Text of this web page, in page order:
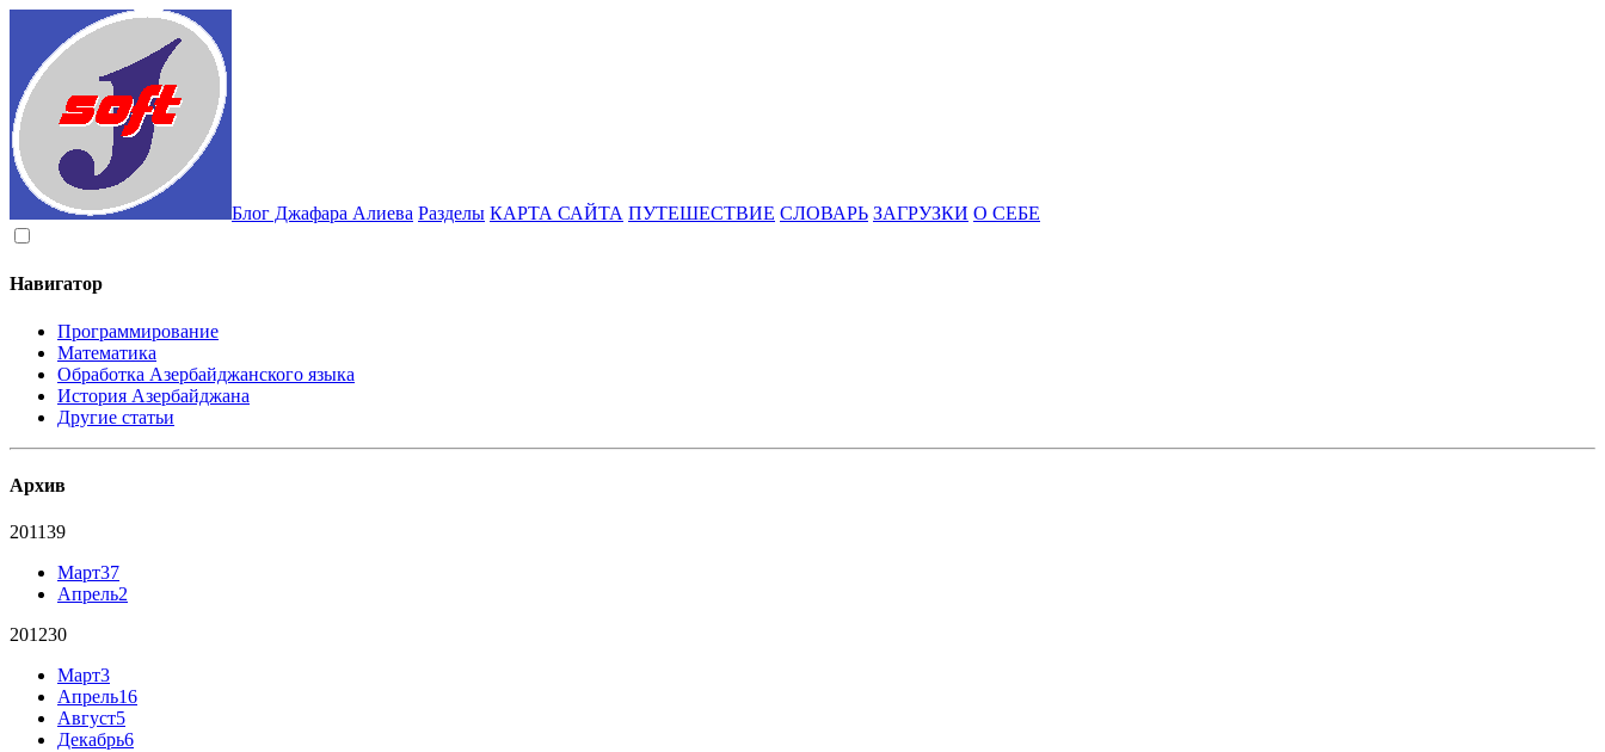
Блог Джафара Алиева Разделы КАРТА САЙТА ПУТЕШЕСТВИЕ СЛОВАРЬ ЗАГРУЗКИ О СЕБЕ
Навигатор
Программирование
Математика
Обработка Азербайджанского языка
История Азербайджана
Другие статьи
Архив
201139
Март37
Апрель2
201230
Март3
Апрель16
Август5
Декабрь6